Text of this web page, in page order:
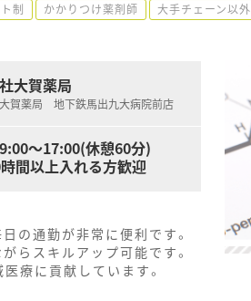
制 かかりつけ薬剤師 大手チェーン以外
大賀薬局
賀薬局 地下鉄馬出九大病院前店
～17:00(休憩60分)
間以上入れる方歓迎
の通勤が非常に便利です。
らスキルアップ可能です。
療に貢献しています。